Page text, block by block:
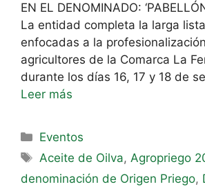
EN EL DENOMINADO:
La entidad completa la larga
enfocadas a la
agricultores de la Comarca La
durante los días 16, 17 y 18 de
Leer más
Eventos
Aceite de Oilva,Agropriego
denominación de Origen Priego,